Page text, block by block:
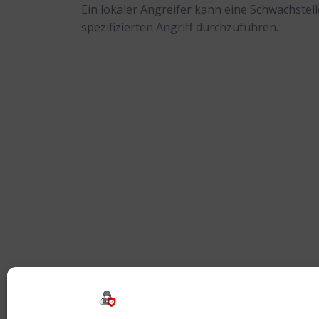
Ein lokaler Angreifer kann eine
spezifizierten Angriff durchzuführen.